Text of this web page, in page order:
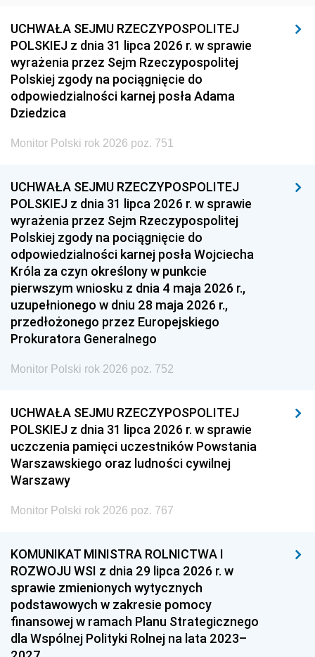
UCHWAŁA SEJMU RZECZYPOSPOLITEJ
POLSKIEJ z dnia 31 lipca 2026 r. w sprawie
wyrażenia przez Sejm Rzeczypospolitej
Polskiej zgody na pociągnięcie do
odpowiedzialności karnej posła Adama
Dziedzica
Monitor Polski rok 2026 poz. 751
UCHWAŁA SEJMU RZECZYPOSPOLITEJ
POLSKIEJ z dnia 31 lipca 2026 r. w sprawie
wyrażenia przez Sejm Rzeczypospolitej
Polskiej zgody na pociągnięcie do
odpowiedzialności karnej posła Wojciecha
Króla za czyn określony w punkcie
pierwszym wniosku z dnia 4 maja 2026 r.,
uzupełnionego w dniu 28 maja 2026 r.,
przedłożonego przez Europejskiego
Prokuratora Generalnego
Monitor Polski rok 2026 poz. 752
UCHWAŁA SEJMU RZECZYPOSPOLITEJ
POLSKIEJ z dnia 31 lipca 2026 r. w sprawie
uczczenia pamięci uczestników Powstania
Warszawskiego oraz ludności cywilnej
Warszawy
Monitor Polski rok 2026 poz. 767
KOMUNIKAT MINISTRA ROLNICTWA I
ROZWOJU WSI z dnia 29 lipca 2026 r. w
sprawie zmienionych wytycznych
podstawowych w zakresie pomocy
finansowej w ramach Planu Strategicznego
dla Wspólnej Polityki Rolnej na lata 2023–